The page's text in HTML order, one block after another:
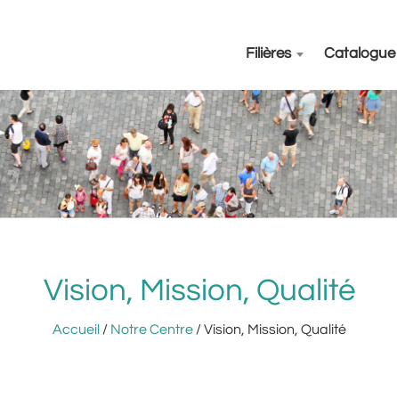
Filières Catalogue
Vision, Mission, Qualité
Accueil / Notre Centre / Vision, Mission, Qualité